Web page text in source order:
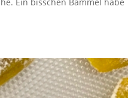
Ein bisschen Bammel habe